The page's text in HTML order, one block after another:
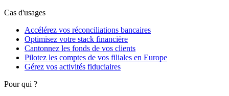
Cas d'usages
Accélérez vos réconciliations bancaires
Optimisez votre stack financière
Cantonnez les fonds de vos clients
Pilotez les comptes de vos filiales en Europe
Gérez vos activités fiduciaires
Pour qui ?